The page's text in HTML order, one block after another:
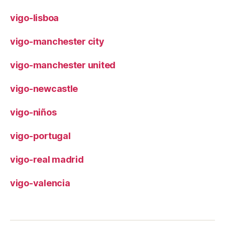
vigo-lisboa
vigo-manchester city
vigo-manchester united
vigo-newcastle
vigo-niños
vigo-portugal
vigo-real madrid
vigo-valencia